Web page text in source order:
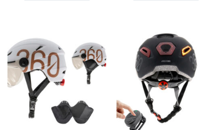
variant.
Možnosti
lze
vybrat
na
produktu
více
variant.
Možnosti
lze
vybrat
na
stránce
produktu